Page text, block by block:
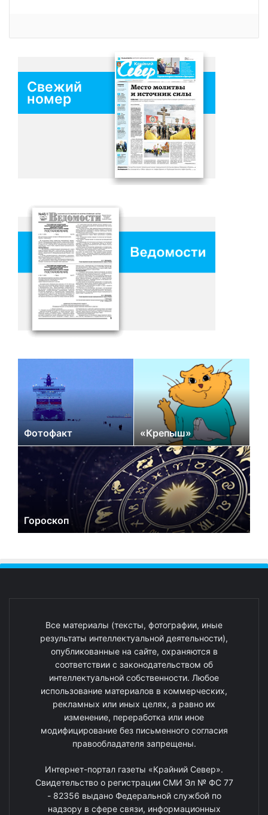
Свежий
номер
Фотофакт «Крепыш»
Гороскоп
Все материалы (тексты, фотографии, иные
результаты интеллектуальной деятельности),
опубликованные на сайте, охраняются в
соответствии с законодательством об
интеллектуальной собственности. Любое
использование материалов в коммерческих,
рекламных или иных целях, а равно их
изменение, переработка или иное
модифицирование без письменного согласия
правообладателя запрещены.
Интернет-портал газеты «Крайний Север».
Свидетельство о регистрации СМИ Эл № ФС 77
- 82356 выдано Федеральной службой по
надзору в сфере связи, информационных